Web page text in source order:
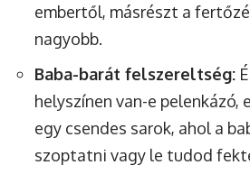
embertől, másrészt a
nagyobb.
Baba-barát felszereltség:
helyszínen van-e pelenkázó,
egy csendes sarok, ahol a
szoptatni vagy le tudod